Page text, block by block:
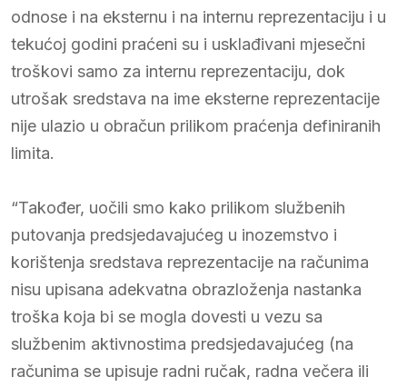
odnose i na eksternu i na internu reprezentaciju i u
tekućoj godini praćeni su i usklađivani mjesečni
troškovi samo za internu reprezentaciju, dok
utrošak sredstava na ime eksterne reprezentacije
nije ulazio u obračun prilikom praćenja definiranih
limita.
“Također, uočili smo kako prilikom službenih
putovanja predsjedavajućeg u inozemstvo i
korištenja sredstava reprezentacije na računima
nisu upisana adekvatna obrazloženja nastanka
troška koja bi se mogla dovesti u vezu sa
službenim aktivnostima predsjedavajućeg (na
računima se upisuje radni ručak, radna večera ili